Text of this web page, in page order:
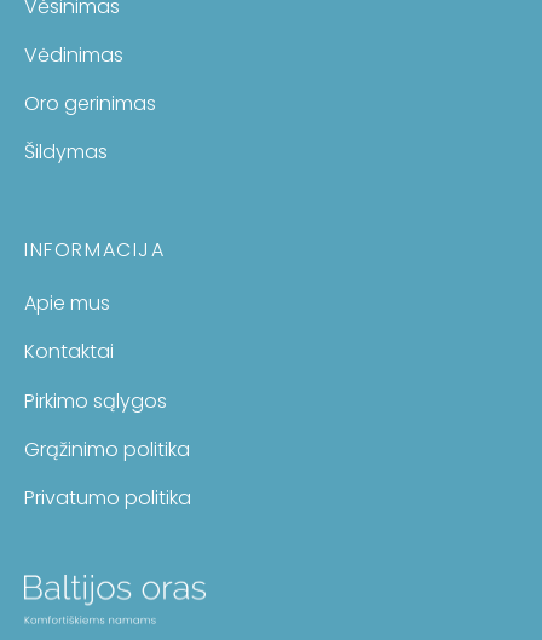
Vėsinimas
Vėdinimas
Oro gerinimas
Šildymas
INFORMACIJA
Apie mus
Kontaktai
Pirkimo sąlygos
Grąžinimo politika
Privatumo politika